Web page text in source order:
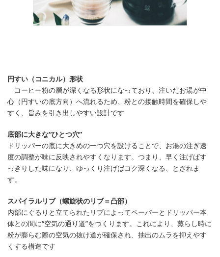
円すい（コニカル）形状
コーヒー粉の層が深くなる形状になっており、注いだお湯が中
心（円すいの底方向）へ流れるため、粉との接触時間を確保しや
すく、旨みを引き出しやすい設計です
底部に大きな“ひとつ穴”
ドリッパーの底に大きめの一つ穴を設けることで、お湯の注ぎ速
度の調整が味に反映されやすくなります。つまり、早く注げばす
っきりした味になり、ゆっくり注げばコク深くなる、とされま
す。
スパイラルリブ（螺旋状のリブ＝凸部）
内部にぐるりと立てられたリブによってペーパーとドリッパー本
体との間に“空気の通り道”をつくります。これにより、蒸らし時に
粉が膨らむ際の空気の抜け道が確保され、抽出のムラを抑えやす
くする構造です